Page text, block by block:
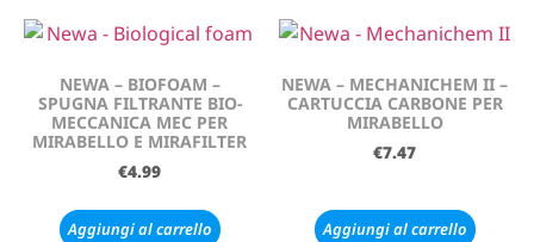
NEWA – BIOFOAM –
SPUGNA FILTRANTE BIO-
MECCANICA MEC PER
MIRABELLO E MIRAFILTER
€4.99
Aggiungi al carrello
NEWA – MECHANICHEM II –
CARTUCCIA CARBONE PER
MIRABELLO
€7.47
Aggiungi al carrello